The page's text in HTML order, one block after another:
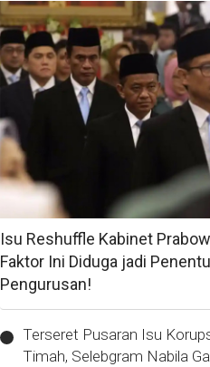
Isu Reshuffle Kabinet
Faktor Ini Diduga jadi
Pengurusan!
Terseret Pusaran Isu
Timah, Selebgram Nabila